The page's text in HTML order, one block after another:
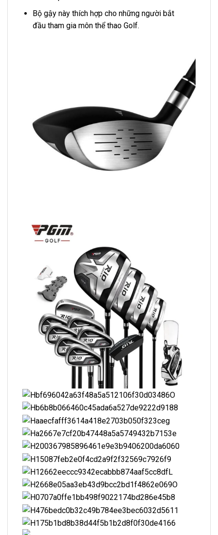
Bộ gậy này thích hợp cho những người bắt
đầu tham gia môn thể thao Golf.